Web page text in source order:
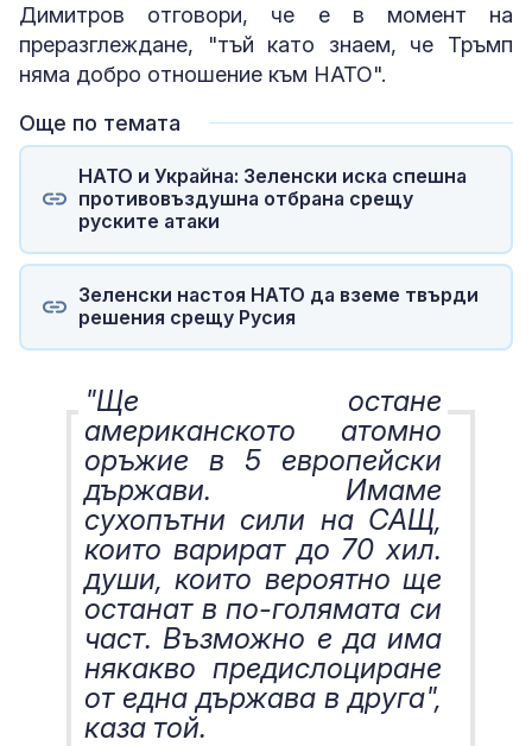
Димитров отговори, че е в момент на
преразглеждане, "тъй като знаем, че Тръмп
няма добро отношение към НАТО".
Още по темата
НАТО и Украйна: Зеленски иска спешна
противовъздушна отбрана срещу
руските атаки
Зеленски настоя НАТО да вземе твърди
решения срещу Русия
"Ще остане
американското атомно
оръжие в 5 европейски
държави. Имаме
сухопътни сили на САЩ,
които варират до 70 хил.
души, които вероятно ще
останат в по-голямата си
част. Възможно е да има
някакво предислоциране
от една държава в друга",
каза той.